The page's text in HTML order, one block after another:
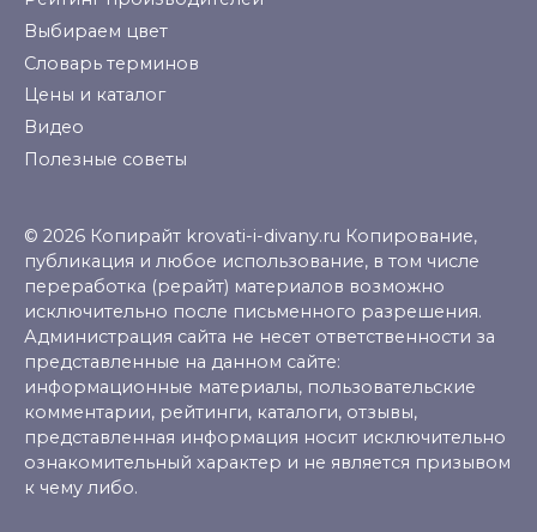
Выбираем цвет
Словарь терминов
Цены и каталог
Видео
Полезные советы
© 2026 Копирайт krovati-i-divany.ru Копирование,
публикация и любое использование, в том числе
переработка (рерайт) материалов возможно
исключительно после письменного разрешения.
Администрация сайта не несет ответственности за
представленные на данном сайте:
информационные материалы, пользовательские
комментарии, рейтинги, каталоги, отзывы,
представленная информация носит исключительно
ознакомительный характер и не является призывом
к чему либо.